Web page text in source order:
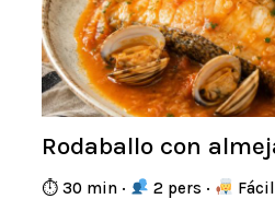
Rodaballo con
⏱ 30 min · 2 pers ·